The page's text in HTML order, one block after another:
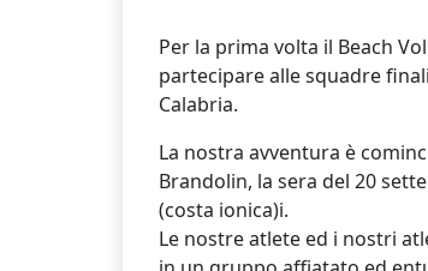
Per la prima volta il Beach
partecipare alle squadre
Calabria.
La nostra avventura è
Brandolin, la sera del 20
(costa ionica)i.
Le nostre atlete ed i nostri